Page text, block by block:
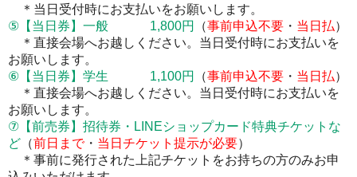
＊当日受付時にお支払いをお願いします。
⑤【当日券】一般 1,800円
（事前申込不要 ・ 当日払）
＊直接会場へお越しください。当日受付時にお支払いを
お願いします。
⑥【当日券】学生 1,100円
（事前申込不要 ・ 当日払）
＊ 直接会場へお越しください。当日受付時にお支払いを
お願いします。
⑦【前売券】 招待券・LINEショップカード特典チケットな
ど （前日まで・ 当日チケット提示が必要）
＊事前に発行された上記チケットをお持ちの方のみお申